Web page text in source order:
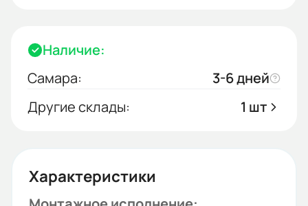
Наличие:
Самара:
3-6 дней
Другие склады:
1 шт
Характеристики